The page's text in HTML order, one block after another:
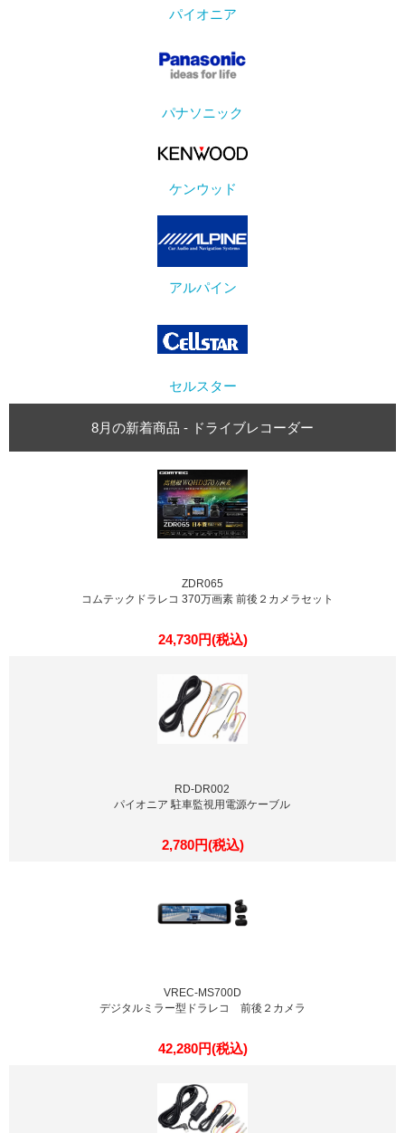
パイオニア
パナソニック
ケンウッド
アルパイン
セルスター
8月の新着商品 - ドライブレコーダー
ZDR065
コムテックドラレコ 370万画素 前後２カメラセット
24,730円(税込)
RD-DR002
パイオニア 駐車監視用電源ケーブル
2,780円(税込)
VREC-MS700D
デジタルミラー型ドラレコ 前後２カメラ
42,280円(税込)